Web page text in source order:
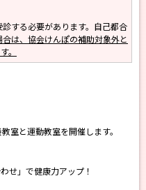
する必要があります。自己都合
は、協会けんぽの補助対象外と
。
室と運動教室を開催します。
せ」で健康力アップ！